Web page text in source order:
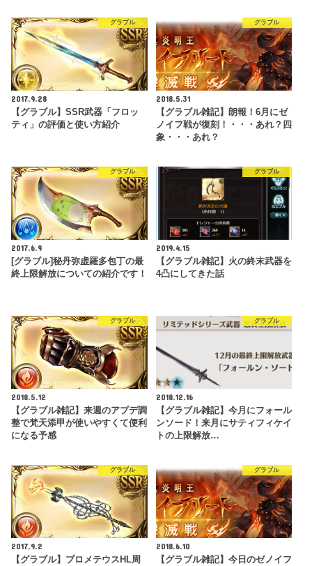
グラブル
2017.9.28
【グラブル】SSR武器「フロッ
ティ」の評価と使い方紹介
グラブル
2018.5.31
【グラブル雑記】朗報！6月にゼ
ノイフ戦が復刻！・・・あれ？四
象・・・あれ？
グラブル
2017.6.9
[グラブル]秘丹弥虚羅多包丁の最
終上限解放についての紹介です！
グラブル
2019.4.15
【グラブル雑記】火の終末武器を
4凸にしてきた話
グラブル
2018.5.12
【グラブル雑記】来週のアプデ調
整で梵天添甲が使いやすくて便利
になる予感
グラブル
2018.12.16
【グラブル雑記】今月にフォール
ンソード！来月にサティフィケイ
トの上限解放…
グラブル
2017.9.2
【グラブル】プロメテウスHL周
グラブル
2018.6.10
【グラブル雑記】今日のゼノイフ